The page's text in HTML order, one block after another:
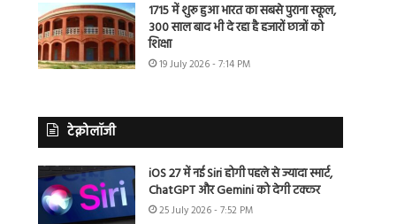
1715 में शुरू हुआ भारत का सबसे पुराना स्कूल,
300 साल बाद भी दे रहा है हजारों छात्रों को
शिक्षा
19 July 2026 - 7:14 PM
टेक्नोलॉजी
iOS 27 में नई Siri होगी पहले से ज्यादा स्मार्ट,
ChatGPT और Gemini को देगी टक्कर
25 July 2026 - 7:52 PM